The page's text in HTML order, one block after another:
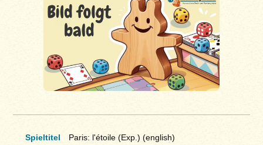
Spieltitel Paris: l'étoile (Exp.) (english)